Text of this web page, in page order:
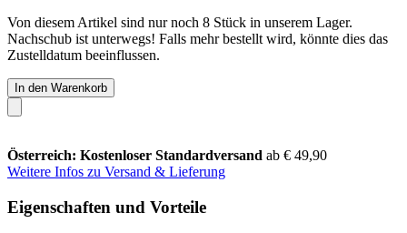
Von diesem Artikel sind nur noch 8 Stück in unserem Lager.
Nachschub ist unterwegs! Falls mehr bestellt wird, könnte dies das
Zustelldatum beeinflussen.
In den Warenkorb
Österreich: Kostenloser Standardversand ab € 49,90
Weitere Infos zu Versand & Lieferung
Eigenschaften und Vorteile